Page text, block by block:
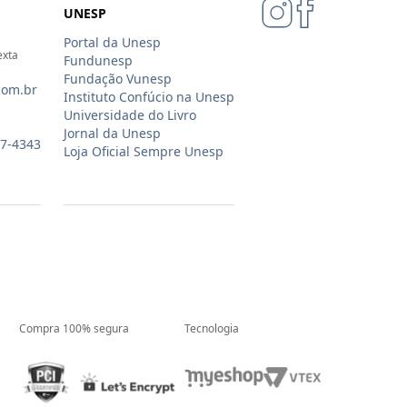
4343
UNESP
Portal da Unesp
Fundunesp
Fundação Vunesp
Instituto Confúcio na Unesp
Universidade do Livro
Jornal da Unesp
Loja Oficial Sempre Unesp
Compra 100% segura Tecnologia